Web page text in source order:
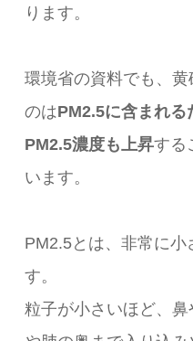
ります。
環境省の資料でも、
のはPM2.5に含まれる
PM2.5濃度も上昇する
います。
PM2.5とは、非常に
す。
粒子が小さいほど、